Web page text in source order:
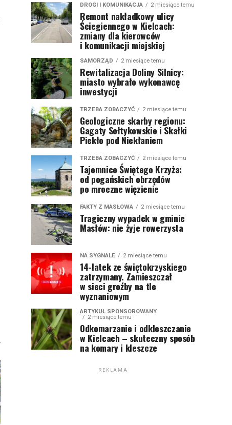
DROGI I KOMUNIKACJA 2 miesiące temu
Remont nakładkowy ulicy
Ściegiennego w Kielcach:
zmiany dla kierowców
i komunikacji miejskiej
SAMORZĄD 2 miesiące temu
Rewitalizacja Doliny Silnicy:
miasto wybrało wykonawcę
inwestycji
TRZEBA ZOBACZYĆ 2 miesiące temu
Geologiczne skarby regionu:
Gagaty Sołtykowskie i Skałki
Piekło pod Niekłaniem
TRZEBA ZOBACZYĆ 2 miesiące temu
Tajemnice Świętego Krzyża:
od pogańskich obrzędów
po mroczne więzienie
FAKTY Z MASŁOWA 2 miesiące temu
Tragiczny wypadek w gminie
Masłów: nie żyje rowerzysta
NA SYGNALE 2 miesiące temu
14-latek ze świętokrzyskiego
zatrzymany. Zamieszczał
w sieci groźby na tle
wyznaniowym
ARTYKUŁ SPONSOROWANY
2 miesiące temu
Odkomarzanie i odkleszczanie
w Kielcach – skuteczny sposób
na komary i kleszcze
REKLAMA